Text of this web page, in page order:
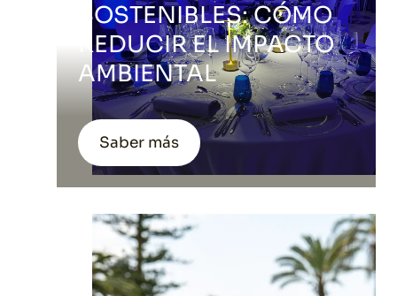
SOSTENIBLES: CÓMO
REDUCIR EL IMPACTO
AMBIENTAL
Saber más